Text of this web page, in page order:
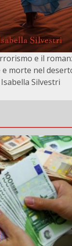
e il
morte nel
Isabella Silvestri